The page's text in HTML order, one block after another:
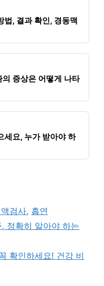
법, 결과 확인, 경동맥
증상은 어떻게 나타
세요, 누가 받아야 하
검사, 흡연
정확히 알아야 하는
확인하세요! 건강 비